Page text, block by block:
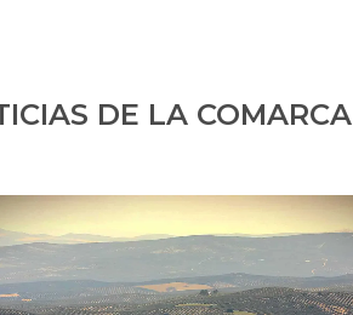
DE LA COMARCA